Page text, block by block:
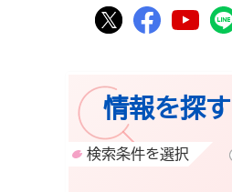
桜川市公式
桜川市桜
情報を探す
検索条件を選択